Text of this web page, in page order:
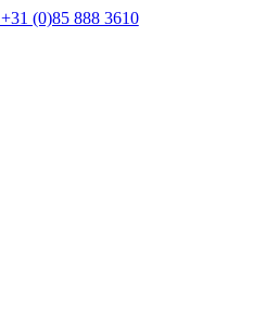
+31 (0)85 888 3610